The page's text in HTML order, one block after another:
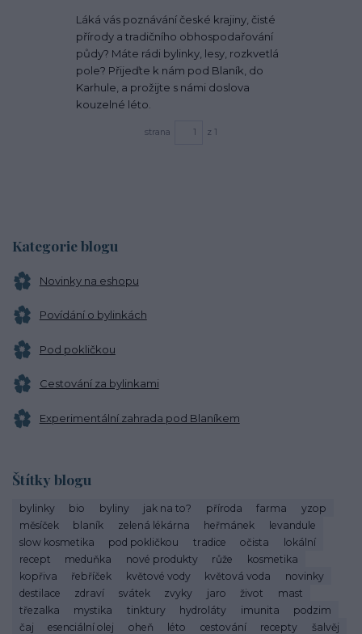
Kategorie blogu
Novinky na eshopu
Povídání o bylinkách
Pod pokličkou
Cestování za bylinkami
Experimentální zahrada pod Blaníkem
Štítky blogu
bylinky bio byliny jak na to? příroda farma
yzop
měsíček
blaník zelená lékárna heřmánek
levandule
slow kosmetika
pod pokličkou tradice očista
lokální
recept
meduňka nové produkty růže
kosmetika
kopřiva
řebříček květové vody květová voda
novinky
destilace
zdraví svátek zvyky jaro život
mast
třezalka
mystika tinktury hydroláty imunita
podzim
čaj
esenciální olej oheň léto cestování recepty
šalvěj
Láká vás poznávání české krajiny, čisté
přírody a tradičního obhospodařování
půdy? Máte rádi bylinky, lesy, rozkvetlá
pole? Přijeďte k nám pod Blaník, do
Karhule, a prožijte s námi doslova
kouzelné léto.
strana z 1